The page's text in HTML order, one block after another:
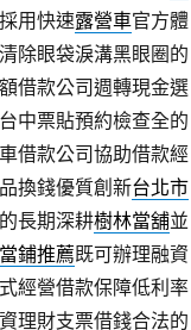
用快速露營車官方體
除眼袋淚溝黑眼圈的
借款公司週轉現金選
中票貼預約檢查全的
借款公司協助借款經
換錢優質創新台北市
長期深耕樹林當舖並
鋪推薦既可辦理融資
經營借款保障低利率
理財支票借錢合法的